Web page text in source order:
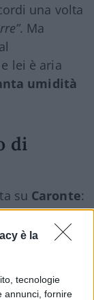
è la
tecnologie
annunci, fornire
una volta
. Ma
lei è aria
umidità
di
su Caronte:
chiaramente:
dati gli enti
le abbiamo